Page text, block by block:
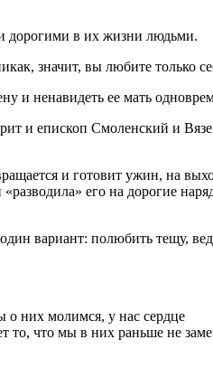
дорогими в их жизни людьми.
значит, вы любите только
и ненавидеть ее мать
и епископ Смоленский и
и готовит ужин, на
его на дорогие
вариант: полюбить тещу,
о них молимся, у нас сердце
то, что мы в них раньше не